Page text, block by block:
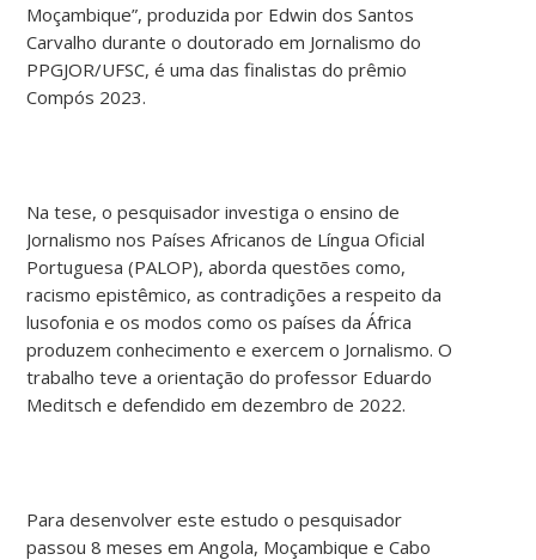
Moçambique”, produzida por Edwin dos Santos
Carvalho durante o doutorado em Jornalismo do
PPGJOR/UFSC, é uma das finalistas do prêmio
Compós 2023.
Na tese, o pesquisador investiga o ensino de
Jornalismo nos Países Africanos de Língua Oficial
Portuguesa (PALOP), aborda questões como,
racismo epistêmico, as contradições a respeito da
lusofonia e os modos como os países da África
produzem conhecimento e exercem o Jornalismo. O
trabalho teve a orientação do professor Eduardo
Meditsch e defendido em dezembro de 2022.
Para desenvolver este estudo o pesquisador
passou 8 meses em Angola, Moçambique e Cabo